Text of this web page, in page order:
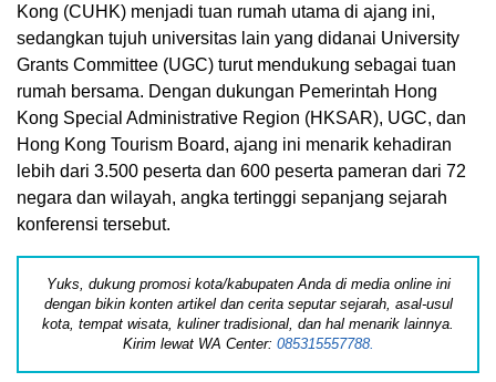
Kong (CUHK) menjadi tuan rumah utama di ajang ini,
sedangkan tujuh universitas lain yang didanai University
Grants Committee (UGC) turut mendukung sebagai tuan
rumah bersama. Dengan dukungan Pemerintah Hong
Kong Special Administrative Region (HKSAR), UGC, dan
Hong Kong Tourism Board, ajang ini menarik kehadiran
lebih dari 3.500 peserta dan 600 peserta pameran dari 72
negara dan wilayah, angka tertinggi sepanjang sejarah
konferensi tersebut.
Yuks, dukung promosi kota/kabupaten Anda di media online ini
dengan bikin konten artikel dan cerita seputar sejarah, asal-usul
kota, tempat wisata, kuliner tradisional, dan hal menarik lainnya.
Kirim lewat WA Center: 085315557788.